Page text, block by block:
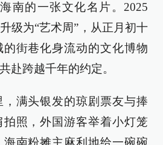
南的一张文化名片。2025
级为“艺术周”，从正月初十
街巷化身流动的文化博物
赴跨越千年的约定。
，满头银发的琼剧票友与捧
照，外国游客举着小灯笼
南粉摊主麻利地给一碗碗